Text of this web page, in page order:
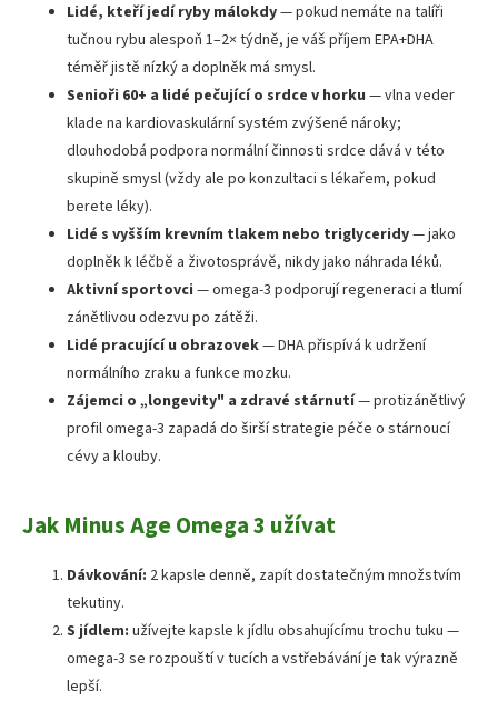
Lidé, kteří jedí ryby málokdy— pokud nemáte na talíři
tučnou rybu alespoň 1–2× týdně, je váš příjem EPA+DHA
téměř jistě nízký a doplněk má smysl.
Senioři 60+ a lidé pečující o srdce v horku — vlna veder
klade na kardiovaskulární systém zvýšené nároky;
dlouhodobá podpora normální činnosti srdce dává v této
skupině smysl (vždy ale po konzultaci s lékařem, pokud
berete léky).
Lidé s vyšším krevním tlakem nebo triglyceridy— jako
doplněk k léčbě a životosprávě, nikdy jako náhrada léků.
Aktivní sportovci — omega-3 podporují regeneraci a tlumí
zánětlivou odezvu po zátěži.
Lidé pracující u obrazovek— DHA přispívá k udržení
normálního zraku a funkce mozku.
Zájemci o „longevity" a zdravé stárnutí— protizánětlivý
profil omega-3 zapadá do širší strategie péče o stárnoucí
cévy a klouby.
Jak Minus Age Omega 3 užívat
Dávkování: 2 kapsle denně, zapít dostatečným množstvím
tekutiny.
S jídlem: užívejte kapsle k jídlu obsahujícímu trochu tuku —
omega-3 se rozpouští v tucích a vstřebávání je tak výrazně
lepší.